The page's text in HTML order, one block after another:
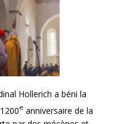
Hollerich a béni la
eanniversaire de la